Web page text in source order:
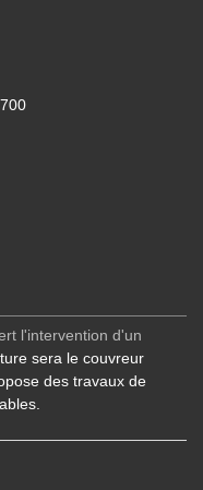
l'intervention d'un
sera le couvreur
des travaux de